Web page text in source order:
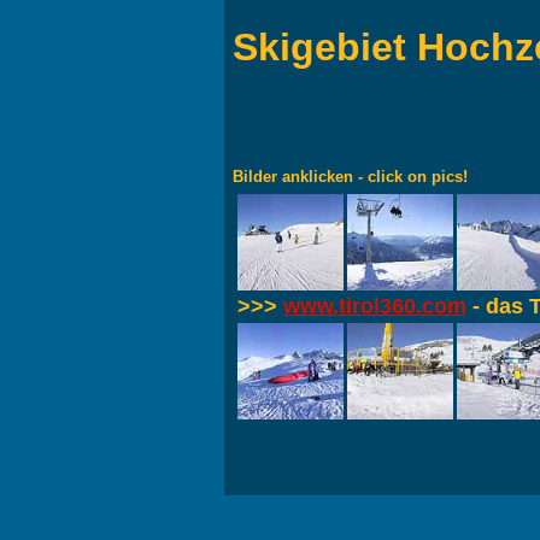
Skigebiet
Bilder anklicken - click on pics!
>>> www.tirol360.com - das